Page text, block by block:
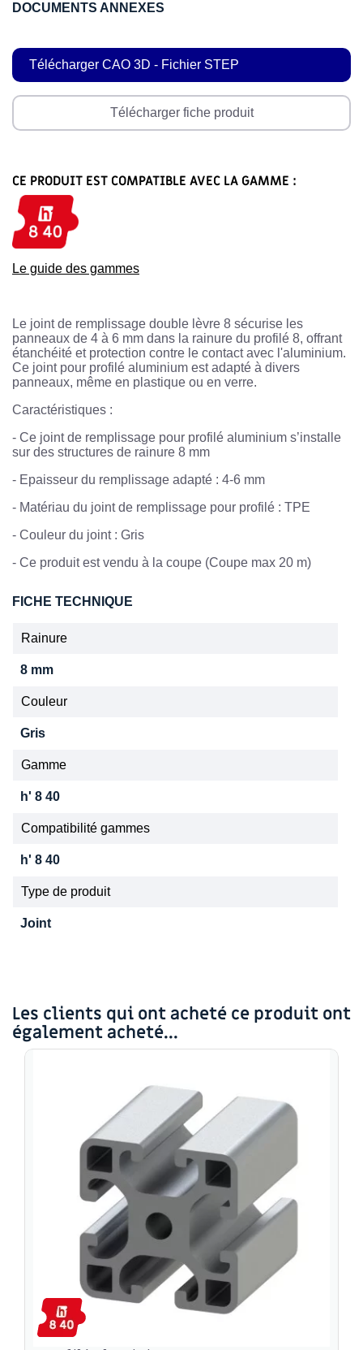
DOCUMENTS ANNEXES
Télécharger CAO 3D - Fichier STEP
Télécharger fiche produit
CE PRODUIT EST COMPATIBLE AVEC LA GAMME :
Le guide des gammes
Le joint de remplissage double lèvre 8 sécurise les
panneaux de 4 à 6 mm dans la rainure du profilé 8, offrant
étanchéité et protection contre le contact avec l'aluminium.
Ce joint pour profilé aluminium est adapté à divers
panneaux, même en plastique ou en verre.
Caractéristiques :
- Ce joint de remplissage pour profilé aluminium s’installe
sur des structures de rainure 8 mm
- Epaisseur du remplissage adapté : 4-6 mm
- Matériau du joint de remplissage pour profilé : TPE
- Couleur du joint : Gris
- Ce produit est vendu à la coupe (Coupe max 20 m)
FICHE TECHNIQUE
Rainure
8 mm
Couleur
Gris
Gamme
h' 8 40
Compatibilité gammes
h' 8 40
Type de produit
Joint
Les clients qui ont acheté ce produit ont
également acheté...